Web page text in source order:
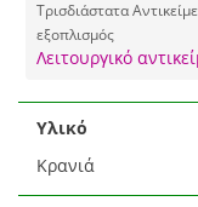
Τρισδιάστατα
εξοπλισμός
Λειτουργικό
Υλικό
Κρανιά